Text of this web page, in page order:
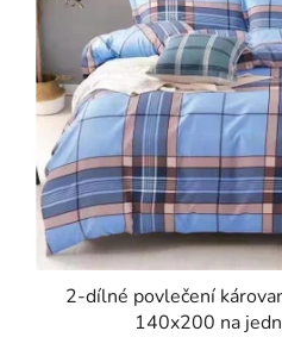
2-dílné povlečení
140x200 na